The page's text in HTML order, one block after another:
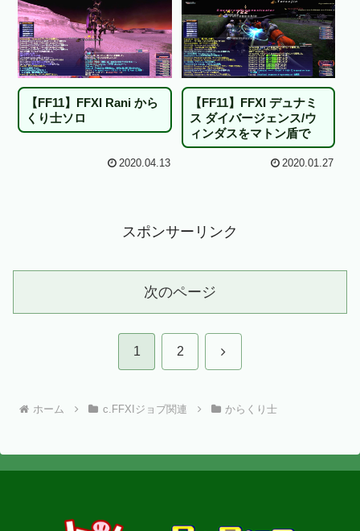
【FF11】FFXI Rani から
くり士ソロ
2020.04.13
【FF11】FFXI デュナミ
ス ダイバージェンス/ウ
ィンダスをマトン盾で
2020.01.27
スポンサーリンク
次のページ
1 2 次
ホーム c.FFXIジョブ関連 からくり士